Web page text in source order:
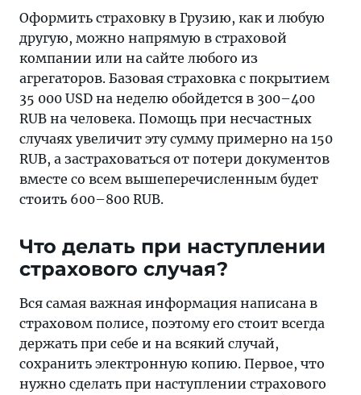
Оформить страховку в Грузию, как и любую
другую, можно напрямую в страховой
компании или на сайте любого из
агрегаторов. Базовая страховка с покрытием
35 000 USD на неделю обойдется в 300–400
RUB на человека. Помощь при несчастных
случаях увеличит эту сумму примерно на 150
RUB, а застраховаться от потери документов
вместе со всем вышеперечисленным будет
стоить 600–800 RUB.
Что делать при наступлении
страхового случая?
Вся самая важная информация написана в
страховом полисе, поэтому его стоит всегда
держать при себе и на всякий случай,
сохранить электронную копию. Первое, что
нужно сделать при наступлении страхового